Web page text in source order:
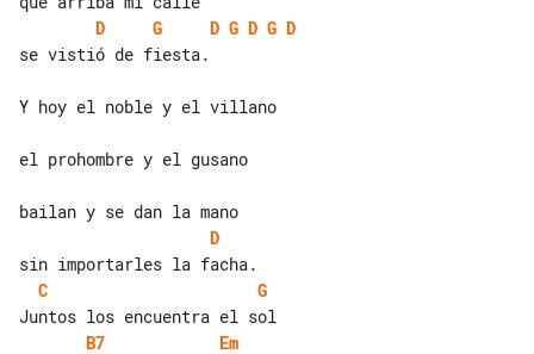
D
G D G D G D
se vistió de fiesta.
Y hoy el noble y el villano
el prohombre y el gusano
D
C
G
B7
Em